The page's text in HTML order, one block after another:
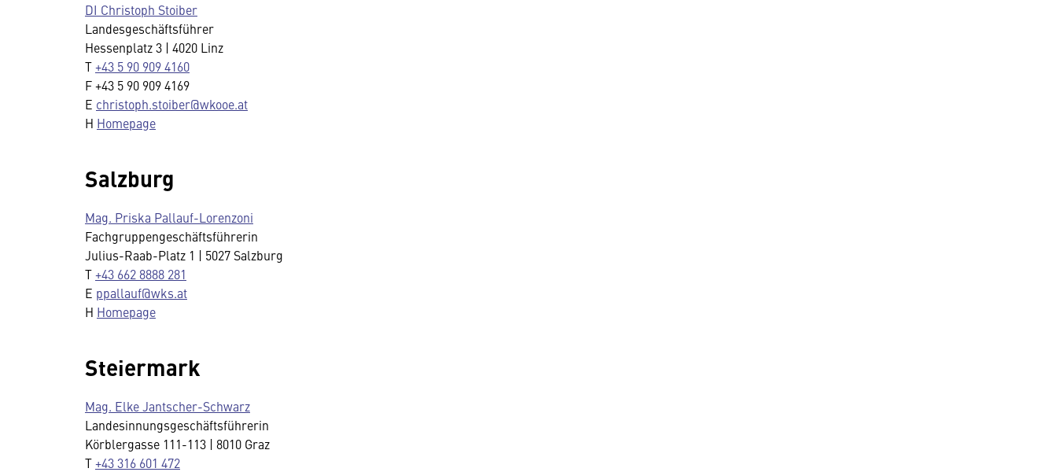
DI Christoph Stoiber
Landesgeschäftsführer
Hessenplatz 3 | 4020 Linz
T+43 5 90 909 4160
F +43 5 90 909 4169
E christoph.stoiber@wkooe.at
H Homepage
Salzburg
Mag. Priska Pallauf-Lorenzoni
Fachgruppengeschäftsführerin
Julius-Raab-Platz 1 | 5027 Salzburg
T+43 662 8888 281
E ppallauf@wks.at
H Homepage
Steiermark
Mag. Elke Jantscher-Schwarz
Landesinnungsgeschäftsführerin
Körblergasse 111-113 | 8010 Graz
T+43 316 601 472